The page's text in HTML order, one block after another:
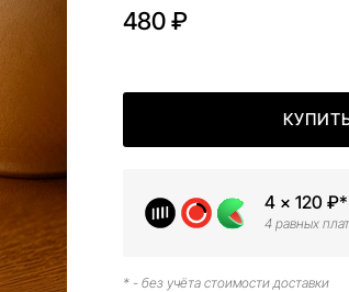
480 ₽
4 × 120 ₽*
4 равных
* - без учёта стоимости доставки